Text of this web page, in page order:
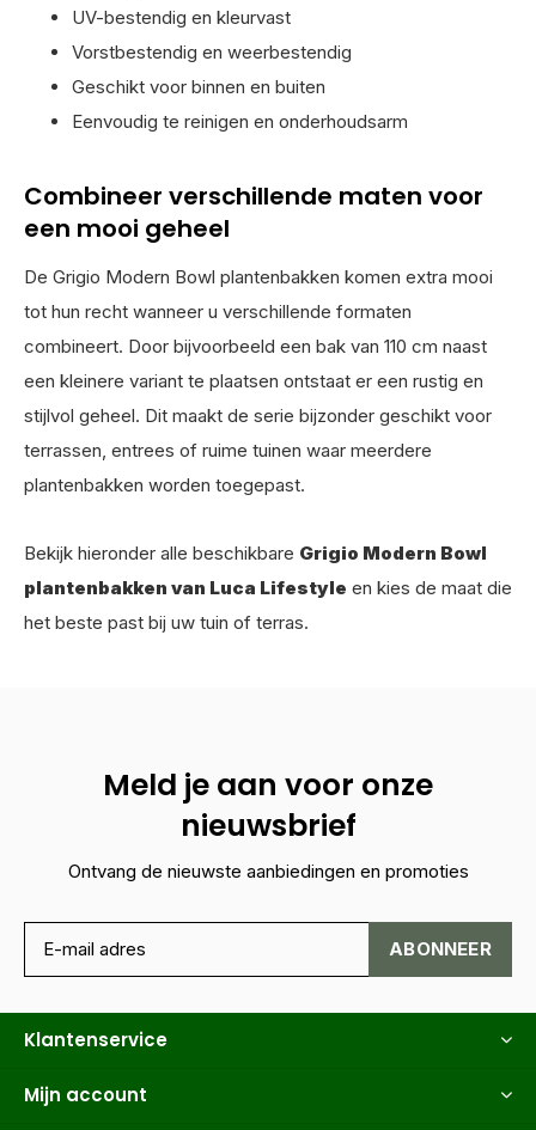
UV-bestendig en kleurvast
Vorstbestendig en weerbestendig
Geschikt voor binnen en buiten
Eenvoudig te reinigen en onderhoudsarm
Combineer verschillende maten voor
een mooi geheel
De Grigio Modern Bowl plantenbakken komen extra mooi
tot hun recht wanneer u verschillende formaten
combineert. Door bijvoorbeeld een bak van 110 cm naast
een kleinere variant te plaatsen ontstaat er een rustig en
stijlvol geheel. Dit maakt de serie bijzonder geschikt voor
terrassen, entrees of ruime tuinen waar meerdere
plantenbakken worden toegepast.
Bekijk hieronder alle beschikbare Grigio Modern Bowl
plantenbakken van Luca Lifestyle en kies de maat die
het beste past bij uw tuin of terras.
Meld je aan voor onze
nieuwsbrief
Ontvang de nieuwste aanbiedingen en promoties
ABONNEER
Klantenservice
Mijn account